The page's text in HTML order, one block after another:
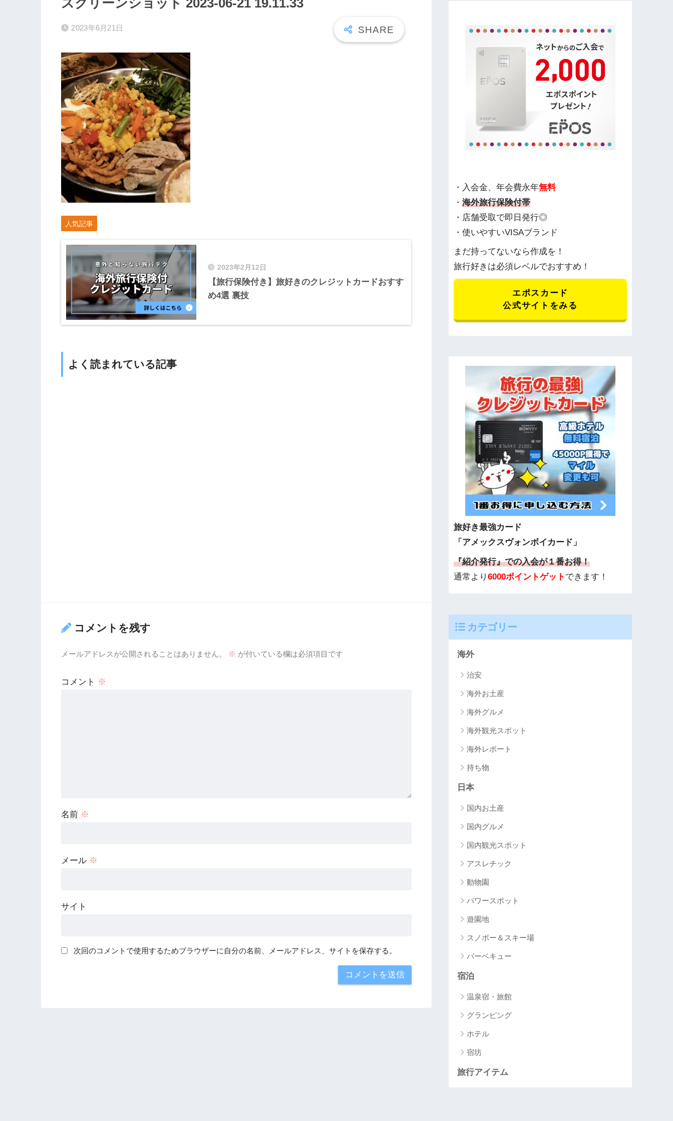
スクリーンショット 2023-06-21 19.11.33
2023年6月21日
人気記事
2023年2月12日
【旅行保険付き】旅好きのクレジットカードおすす
め4選 裏技
よく読まれている記事
コメントを残す
メールアドレスが公開されることはありません。 ※ が付いている欄は必須項目です
コメント ※
名前 ※
メール ※
サイト
次回のコメントで使用するためブラウザーに自分の名前、メールアドレス、サイトを保存する。
・入会金、年会費永年無料
・海外旅行保険付帯
・店舗受取で即日発行◎
・使いやすいVISAブランド
まだ持ってないなら作成を！
旅行好きは必須レベルでおすすめ！
エポスカード
公式サイトをみる
旅好き最強カード
「アメックスヴォンボイカード」
『紹介発行』での入会が１番お得！
通常より6000ポイントゲット できます！
カテゴリー
海外
治安
海外お土産
海外グルメ
海外観光スポット
海外レポート
持ち物
日本
国内お土産
国内グルメ
国内観光スポット
アスレチック
動物園
パワースポット
遊園地
スノボー＆スキー場
バーベキュー
宿泊
温泉宿・旅館
グランピング
ホテル
宿坊
旅行アイテム